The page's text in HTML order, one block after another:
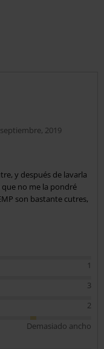
2019
y después de lavarla
que no me la pondré
son bastante cutres,
1
3
2
Demasiado ancho